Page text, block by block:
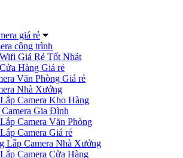
giá rẻ
công trình
Giá Rẻ Tốt Nhát
Hàng Giá rẻ
Văn Phòng Giá rẻ
Nhà Xưởng
Camera Kho Hàng
Gia Đình
Camera Văn Phòng
Camera Giá rẻ
Lắp Camera Nhà Xưởng
Camera Cửa Hàng